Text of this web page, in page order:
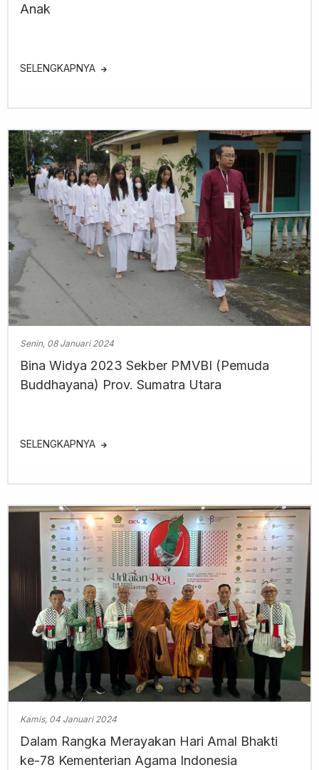
Anak
SELENGKAPNYA
Senin, 08 Januari 2024
Bina Widya 2023 Sekber PMVBI (Pemuda
Buddhayana) Prov. Sumatra Utara
SELENGKAPNYA
Kamis, 04 Januari 2024
Dalam Rangka Merayakan Hari Amal Bhakti
ke-78 Kementerian Agama Indonesia